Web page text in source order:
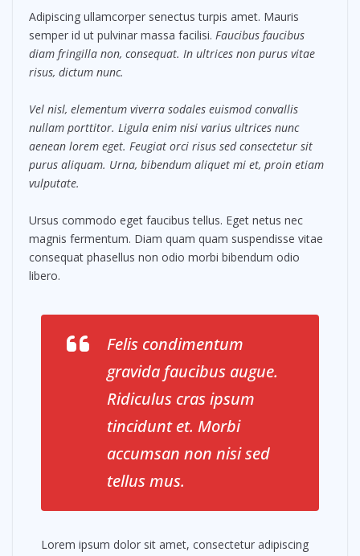
Adipiscing ullamcorper senectus turpis amet. Mauris
semper id ut pulvinar massa facilisi. Faucibus faucibus
diam fringilla non, consequat. In ultrices non purus vitae
risus, dictum nunc.
Vel nisl, elementum viverra sodales euismod convallis
nullam porttitor. Ligula enim nisi varius ultrices nunc
aenean lorem eget. Feugiat orci risus sed consectetur sit
purus aliquam. Urna, bibendum aliquet mi et, proin etiam
vulputate.
Ursus commodo eget faucibus tellus. Eget netus nec
magnis fermentum. Diam quam quam suspendisse vitae
consequat phasellus non odio morbi bibendum odio
libero.
Felis condimentum
gravida faucibus augue.
Ridiculus cras ipsum
tincidunt et. Morbi
accumsan non nisi sed
tellus mus.
Lorem ipsum dolor sit amet, consectetur adipiscing